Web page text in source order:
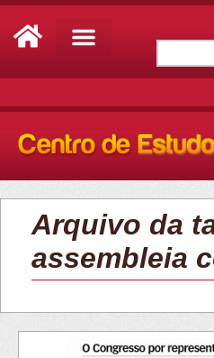
Arquivo da
assembleia